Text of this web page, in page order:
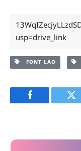
usp=drive_link
FONT LAO
Facebook